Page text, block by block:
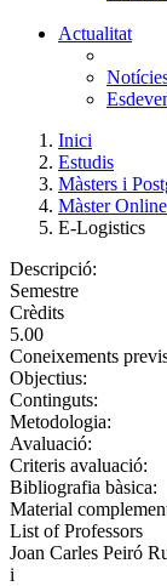
Actualitat
Inici
Estudis
Màsters i
Màster
E-Logistics
Descripció:
Semestre
Crèdits
5.00
Coneixements
Objectius:
Continguts:
Metodologia:
Avaluació:
Criteris avaluació:
Bibliografia bàsica:
Material
List of Professors
Joan Carles Peiró
i